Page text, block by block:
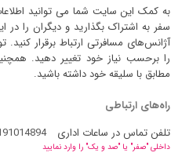
به کمک این سایت شما می توانید
سفر به اشتراک بگذارید و دیگران را در
آژانس‌های مسافرتی ارتباط برقرار
را برحسب نیاز خود تغییر دهید.
مطابق با سلیقه خود داشته باشید.
راه‌های ارتباطی
تلفن تماس در ساعات اداری
داخلی "صفر" یا "صد و یک" را وارد نمایید